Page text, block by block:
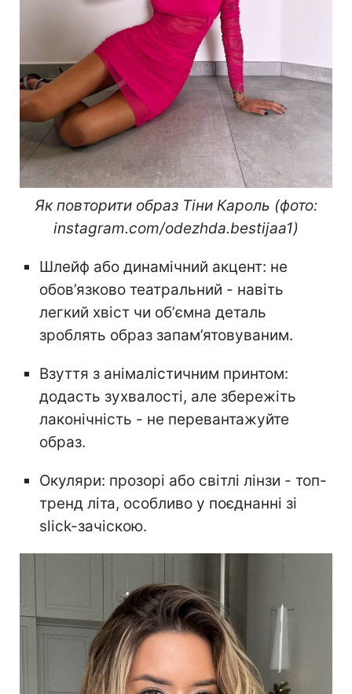
Як повторити образ Тіни Кароль (фото:
instagram.com/odezhda.bestijaa1)
Шлейф або динамічний акцент: не
обов’язково театральний - навіть
легкий хвіст чи обʼємна деталь
зроблять образ запам’ятовуваним.
Взуття з анімалістичним принтом:
додасть зухвалості, але збережіть
лаконічність - не перевантажуйте
образ.
Окуляри: прозорі або світлі лінзи - топ-
тренд літа, особливо у поєднанні зі
slick-зачіскою.